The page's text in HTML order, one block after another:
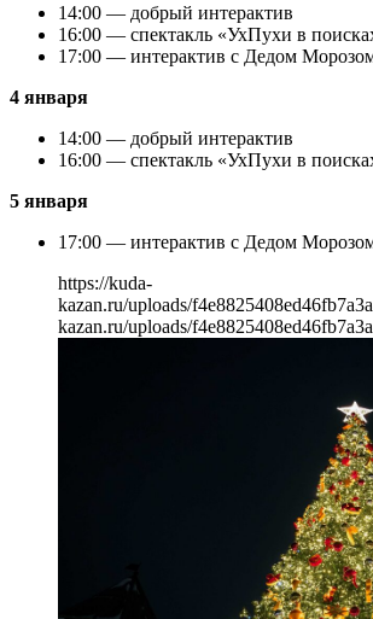
14:00 — добрый интерактив
16:00 — спектакль «УхПухи в
17:00 — интерактив с Дедом
4 января
14:00 — добрый интерактив
16:00 — спектакль «УхПухи в
5 января
17:00 — интерактив с Дедом
https://kuda-
kazan.ru/uploads/
kazan.ru/uploads/